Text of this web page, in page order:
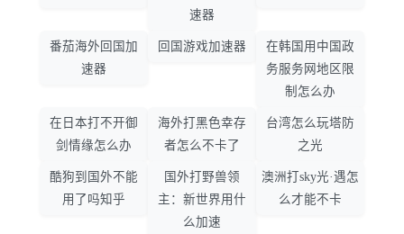
速器
番茄海外回国加
速器
回国游戏加速器
在韩国用中国政
务服务网地区限
制怎么办
在日本打不开御
剑情缘怎么办
海外打黑色幸存
者怎么不卡了
台湾怎么玩塔防
之光
酷狗到国外不能
用了吗知乎
国外打野兽领
主：新世界用什
么加速
澳洲打sky光·遇怎
么才能不卡